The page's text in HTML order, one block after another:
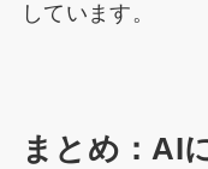
しています。
まとめ：AI